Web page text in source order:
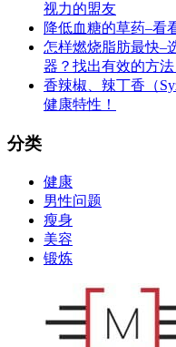
视力的盟友
降低血糖的草药–看
怎样燃烧脂肪最快–
器？找出有效的方法
香辣椒、辣丁香（
健康特性！
分类
健康
男性问题
瘦身
美容
锻炼